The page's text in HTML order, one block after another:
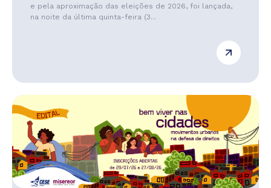
e pela aproximação das eleições de 2026, foi lançada,
na noite da última quinta-feira (3...